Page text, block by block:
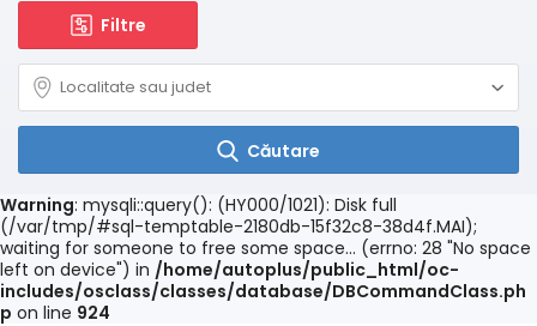
Filtre
Căutare
Warning: mysqli::query(): (HY000/1021): Disk full
(/var/tmp/#sql-temptable-2180db-15f32c8-38d4f.MAI);
waiting for someone to free some space... (errno: 28 "No space
left on device") in /home/autoplus/public_html/oc-
includes/osclass/classes/database/DBCommandClass.ph
p on line 924